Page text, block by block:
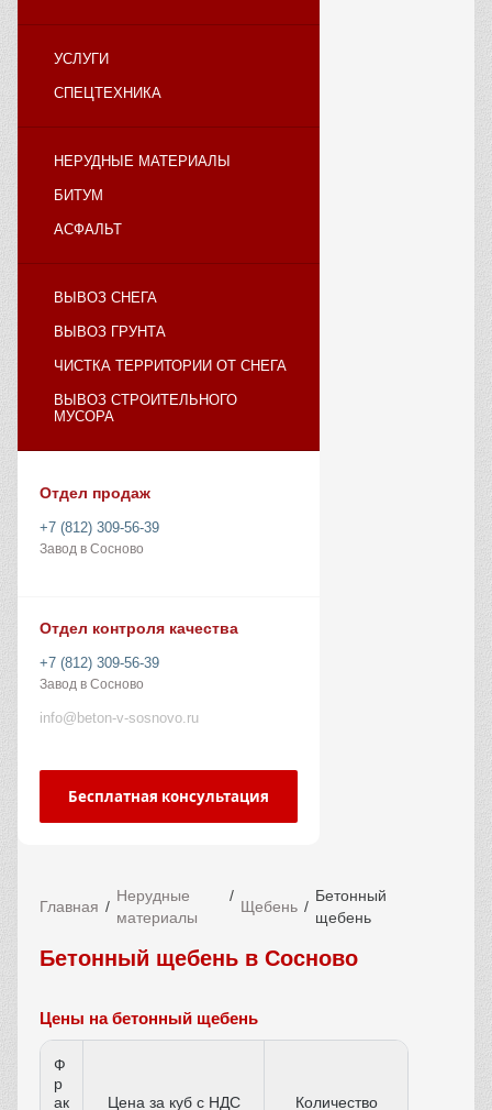
УСЛУГИ
СПЕЦТЕХНИКА
НЕРУДНЫЕ МАТЕРИАЛЫ
БИТУМ
АСФАЛЬТ
ВЫВОЗ СНЕГА
ВЫВОЗ ГРУНТА
ЧИСТКА ТЕРРИТОРИИ ОТ СНЕГА
ВЫВОЗ СТРОИТЕЛЬНОГО
МУСОРА
Отдел продаж
+7 (812) 309-56-39
Завод в Сосново
Отдел контроля качества
+7 (812) 309-56-39
Завод в Сосново
info@beton-v-sosnovo.ru
Бесплатная консультация
Главная
Нерудные
материалы
Щебень
Бетонный
щебень
Бетонный щебень в Сосново
Цены на бетонный щебень
Ф
р
ак
Цена за куб с НДС Количество